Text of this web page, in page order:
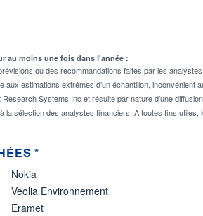
au moins une fois dans l'année :
ou des recommandations faites par les
estimations extrêmes d'un échantillon,
Systems Inc et résulte par nature d'une
la sélection des analystes financiers. A toutes fins
*
Nokia
Veolia Environnement
Eramet